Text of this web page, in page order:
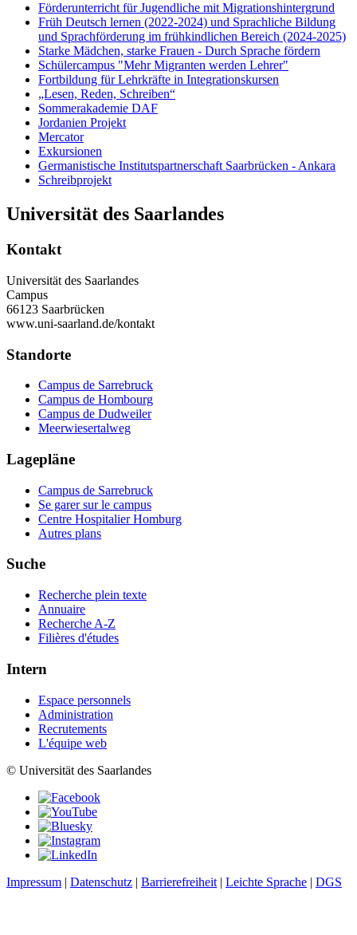
Förderunterricht für Jugendliche mit Migrationshintergrund
Früh Deutsch lernen (2022-2024) und Sprachliche Bildung
und Sprachförderung im frühkindlichen Bereich (2024-2025)
Starke Mädchen, starke Frauen - Durch Sprache fördern
Schülercampus "Mehr Migranten werden Lehrer"
Fortbildung für Lehrkräfte in Integrationskursen
„Lesen, Reden, Schreiben“
Sommerakademie DAF
Jordanien Projekt
Mercator
Exkursionen
Germanistische Institutspartnerschaft Saarbrücken - Ankara
Schreibprojekt
Universität des Saarlandes
Kontakt
Universität des Saarlandes
Campus
66123 Saarbrücken
www.uni-saarland.de/kontakt
Standorte
Campus de Sarrebruck
Campus de Hombourg
Campus de Dudweiler
Meerwiesertalweg
Lagepläne
Campus de Sarrebruck
Se garer sur le campus
Centre Hospitalier Homburg
Autres plans
Suche
Recherche plein texte
Annuaire
Recherche A-Z
Filières d'études
Intern
Espace personnels
Administration
Recrutements
L'équipe web
© Universität des Saarlandes
Impressum | Datenschutz | Barrierefreiheit | Leichte Sprache | DGS